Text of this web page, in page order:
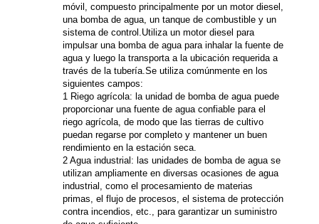
móvil, compuesto principalmente por un motor diesel,
una bomba de agua, un tanque de combustible y un
sistema de control.Utiliza un motor diesel para
impulsar una bomba de agua para inhalar la fuente de
agua y luego la transporta a la ubicación requerida a
través de la tubería.Se utiliza comúnmente en los
siguientes campos:
1 Riego agrícola: la unidad de bomba de agua puede
proporcionar una fuente de agua confiable para el
riego agrícola, de modo que las tierras de cultivo
puedan regarse por completo y mantener un buen
rendimiento en la estación seca.
2 Agua industrial: las unidades de bomba de agua se
utilizan ampliamente en diversas ocasiones de agua
industrial, como el procesamiento de materias
primas, el flujo de procesos, el sistema de protección
contra incendios, etc., para garantizar un suministro